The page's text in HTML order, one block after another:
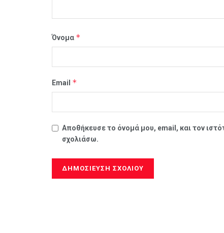
Όνομα *
Email *
Αποθήκευσε το όνομά μου, email, και τον
σχολιάσω.